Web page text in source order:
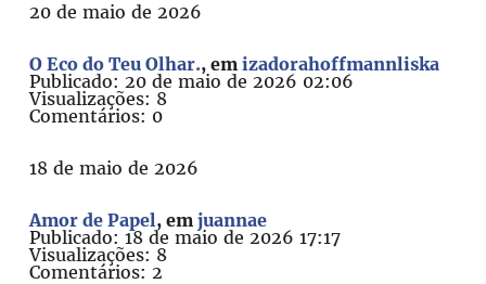
20 de maio de 2026
O Eco do Teu Olhar., emizadorahoffmannliska
Publicado: 20 de maio de 2026 02:06
Visualizações: 8
Comentários: 0
18 de maio de 2026
Amor de Papel, emjuannae
Publicado: 18 de maio de 2026 17:17
Visualizações: 8
Comentários: 2